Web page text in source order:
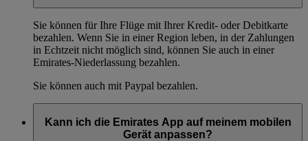
Sie können für Ihre Flüge mit Ihrer Kredit- oder Debitkarte
bezahlen. Wenn Sie in einer Region leben, in der Zahlungen
in Echtzeit nicht möglich sind, können Sie auch in einer
Emirates-Niederlassung bezahlen.
Sie können auch mit Paypal bezahlen.
Kann ich die Emirates App auf meinem mobilen
Gerät anpassen?